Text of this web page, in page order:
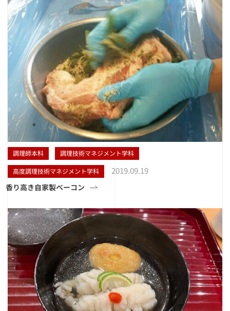
調理師本科 調理技術マネジメント学科
高度調理技術マネジメント学科 2019.09.19
香り高き自家製ベーコン